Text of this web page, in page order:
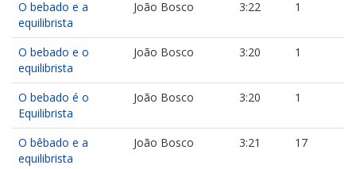
O bebado e a
equilibrista
João Bosco 3:22 1
O bebado e o
equilibrista
João Bosco 3:20 1
O bebado é o
Equilibrista
João Bosco 3:20 1
O bêbado e a
equilibrista
João Bosco 3:21 17